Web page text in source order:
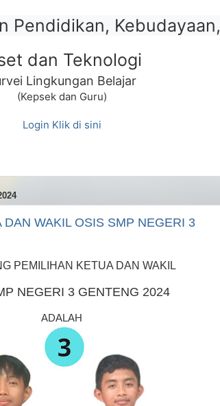
Pendidikan, Kebudayaan,
dan Teknologi
Lingkungan Belajar
(Kepsek dan Guru)
Login Klik di sini
DAN WAKIL OSIS SMP NEGERI 3
PEMILIHAN KETUA DAN WAKIL
NEGERI 3 GENTENG 2024
ADALAH